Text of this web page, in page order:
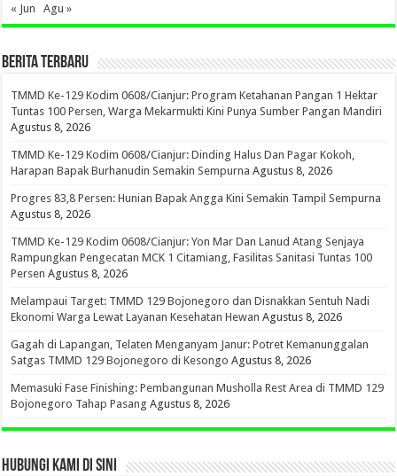
« Jun
Agu »
BERITA TERBARU
TMMD Ke-129 Kodim 0608/Cianjur: Program Ketahanan Pangan 1 Hektar
Tuntas 100 Persen, Warga Mekarmukti Kini Punya Sumber Pangan Mandiri
Agustus 8, 2026
TMMD Ke-129 Kodim 0608/Cianjur: Dinding Halus Dan Pagar Kokoh,
Harapan Bapak Burhanudin Semakin Sempurna Agustus 8, 2026
Progres 83,8 Persen: Hunian Bapak Angga Kini Semakin Tampil Sempurna
Agustus 8, 2026
TMMD Ke-129 Kodim 0608/Cianjur: Yon Mar Dan Lanud Atang Senjaya
Rampungkan Pengecatan MCK 1 Citamiang, Fasilitas Sanitasi Tuntas 100
Persen Agustus 8, 2026
Melampaui Target: TMMD 129 Bojonegoro dan Disnakkan Sentuh Nadi
Ekonomi Warga Lewat Layanan Kesehatan Hewan Agustus 8, 2026
Gagah di Lapangan, Telaten Menganyam Janur: Potret Kemanunggalan
Satgas TMMD 129 Bojonegoro di Kesongo Agustus 8, 2026
Memasuki Fase Finishing: Pembangunan Musholla Rest Area di TMMD 129
Bojonegoro Tahap Pasang Agustus 8, 2026
HUBUNGI KAMI DI SINI